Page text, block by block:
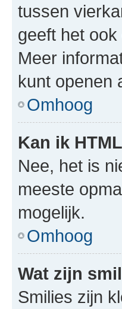
tussen
geeft het
Meer
kunt openen
Omhoog
Kan ik
Nee, het is
meeste
mogelijk.
Omhoog
Wat zijn
Smilies zijn